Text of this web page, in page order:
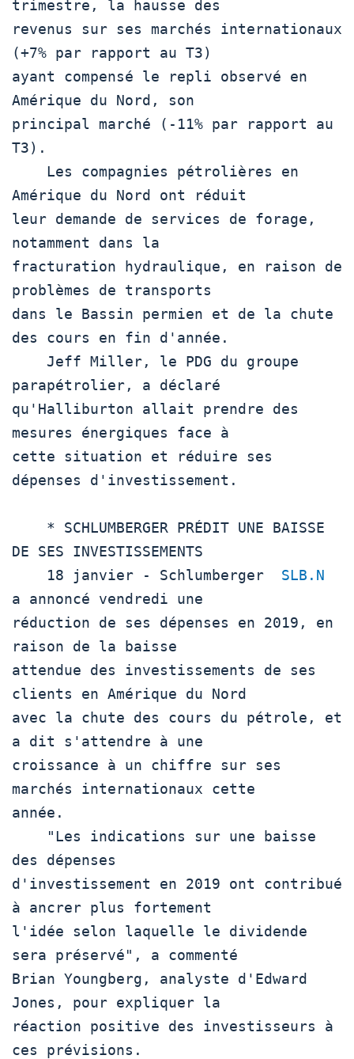
trimestre, la hausse des
revenus sur ses marchés internationaux
(+7% par rapport au T3)
ayant compensé le repli observé en
Amérique du Nord, son
principal marché (-11% par rapport au
T3).
Amérique du Nord ont réduit
leur demande de services de forage,
notamment dans la
fracturation hydraulique, en raison de
problèmes de transports
dans le Bassin permien et de la chute
des cours en fin d'année.
parapétrolier, a déclaré
qu'Halliburton allait prendre des
mesures énergiques face à
cette situation et réduire ses
dépenses d'investissement.
DE SES INVESTISSEMENTS
    18 janvier - Schlumberger
SLB.N
a annoncé vendredi une
réduction de ses dépenses en 2019, en
raison de la baisse
attendue des investissements de ses
clients en Amérique du Nord
avec la chute des cours du pétrole, et
a dit s'attendre à une
croissance à un chiffre sur ses
marchés internationaux cette
année.
des dépenses
d'investissement en 2019 ont contribué
à ancrer plus fortement
l'idée selon laquelle le dividende
sera préservé", a commenté
Brian Youngberg, analyste d'Edward
Jones, pour expliquer la
réaction positive des investisseurs à
ces prévisions.